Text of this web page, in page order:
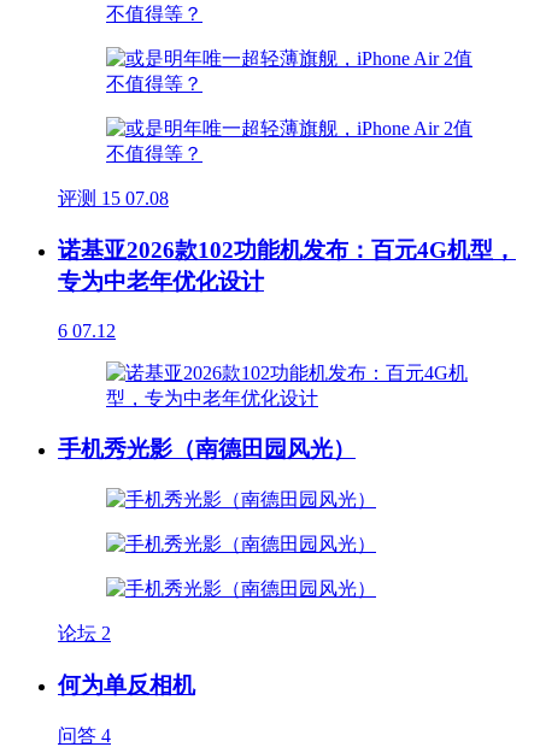
评测 15 07.08
诺基亚2026款102功能机发布：百元4G机型，
专为中老年优化设计
6 07.12
手机秀光影（南德田园风光）
论坛 2
何为单反相机
问答 4